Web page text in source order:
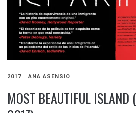
2017 ANA ASENSIO
MOST BEAUTIFUL ISLAND